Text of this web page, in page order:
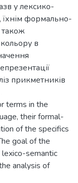
у лексико-
їхнім формально-
в
прикметників
terms in the
their formal-
of the specifics
goal of the
semantic
analysis of